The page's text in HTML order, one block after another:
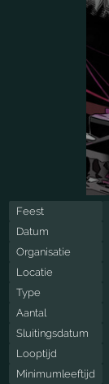
Feest
Datum
Organisatie
Locatie
Type
Aantal
Sluitingsdatum
Looptijd
Minimumleeftijd